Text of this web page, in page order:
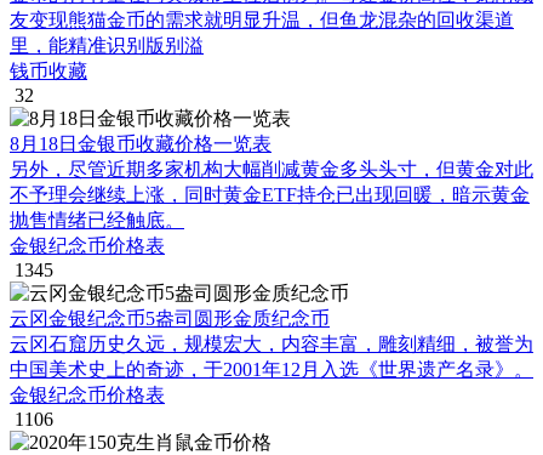
友变现熊猫金币的需求就明显升温，但鱼龙混杂的回收渠道
里，能精准识别版别溢
钱币收藏
32
8月18日金银币收藏价格一览表
另外，尽管近期多家机构大幅削减黄金多头头寸，但黄金对此
不予理会继续上涨，同时黄金ETF持仓已出现回暖，暗示黄金
抛售情绪已经触底。
金银纪念币价格表
1345
云冈金银纪念币5盎司圆形金质纪念币
云冈石窟历史久远，规模宏大，内容丰富，雕刻精细，被誉为
中国美术史上的奇迹，于2001年12月入选《世界遗产名录》。
金银纪念币价格表
1106